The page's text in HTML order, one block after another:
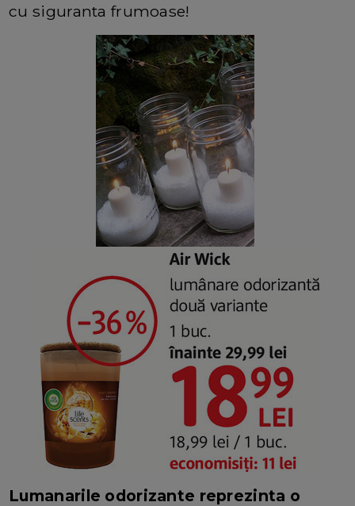
cu siguranta frumoase!
Lumanarile odorizante reprezinta o